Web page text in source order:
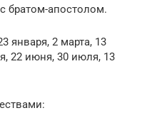
братом-апостолом.
января, 2 марта, 13
22 июня, 30 июля, 13